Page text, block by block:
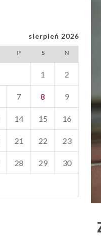
sierpień 2026
P S N
1 2
7 8 9
14 15 16
21 22 23
28 29 30